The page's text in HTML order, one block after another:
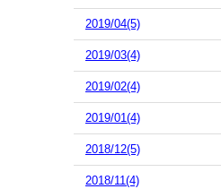
2019/04(5)
2019/03(4)
2019/02(4)
2019/01(4)
2018/12(5)
2018/11(4)